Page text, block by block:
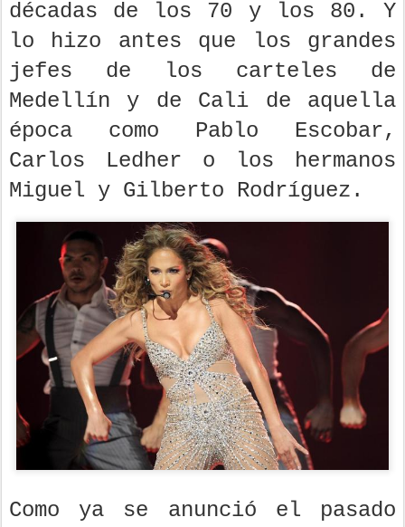
décadas de los 70 y los 80. Y
lo hizo antes que los grandes
jefes de los carteles de
Medellín y de Cali de aquella
época como Pablo Escobar,
Carlos Ledher o los hermanos
Miguel y Gilberto Rodríguez.
Como ya se anunció el pasado